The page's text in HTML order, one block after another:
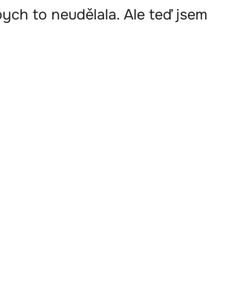
to neudělala. Ale teď jsem